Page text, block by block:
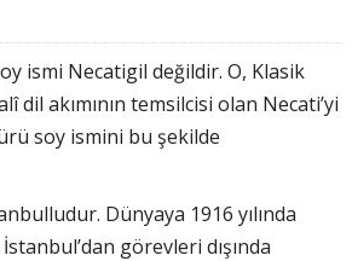
ismi Necatigil değildir. O, Klasik
dil akımının temsilcisi olan Necati’yi
soy ismini bu şekilde
Dünyaya 1916 yılında
görevleri dışında